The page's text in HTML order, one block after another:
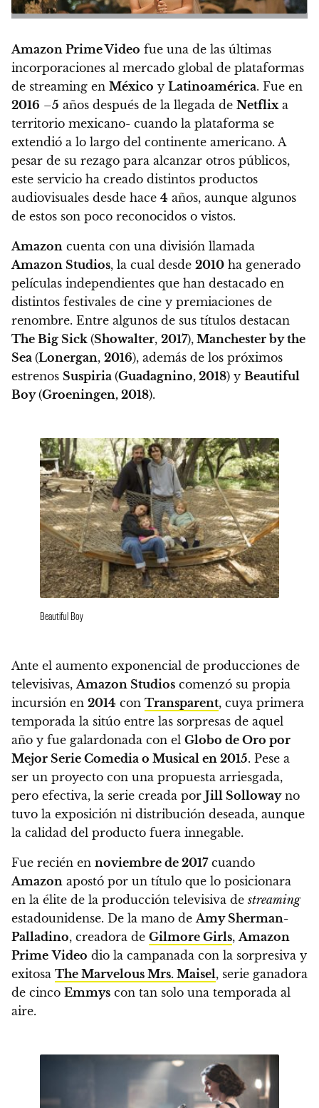
Amazon Prime Video fue una de las últimas
incorporaciones al mercado global de plataformas
de streaming en México y Latinoamérica. Fue en
2016 –5 años después de la llegada de Netflix a
territorio mexicano- cuando la plataforma se
extendió a lo largo del continente americano. A
pesar de su rezago para alcanzar otros públicos,
este servicio ha creado distintos productos
audiovisuales desde hace 4 años, aunque algunos
de estos son poco reconocidos o vistos.
Amazon cuenta con una división llamada
Amazon Studios, la cual desde 2010 ha generado
películas independientes que han destacado en
distintos festivales de cine y premiaciones de
renombre. Entre algunos de sus títulos destacan
The Big Sick (Showalter, 2017), Manchester by the
Sea (Lonergan, 2016), además de los próximos
estrenos Suspiria (Guadagnino, 2018) y Beautiful
Boy(Groeningen, 2018).
Beautiful Boy
Ante el aumento exponencial de producciones de
televisivas, Amazon Studios comenzó su propia
incursión en 2014 con Transparent, cuya primera
temporada la sitúo entre las sorpresas de aquel
año y fue galardonada con el Globo de Oro por
Mejor Serie Comedia o Musical en 2015. Pese a
ser un proyecto con una propuesta arriesgada,
pero efectiva, la serie creada por Jill Sollowayno
tuvo la exposición ni distribución deseada, aunque
la calidad del producto fuera innegable.
Fue recién en noviembre de 2017cuando
Amazon apostó por un título que lo posicionara
en la élite de la producción televisiva destreaming
estadounidense. De la mano de Amy Sherman-
Palladino, creadora de Gilmore Girls, Amazon
Prime Video dio la campanada con la sorpresiva y
exitosa The Marvelous Mrs. Maisel, serie ganadora
de cinco Emmys con tan solo una temporada al
aire.